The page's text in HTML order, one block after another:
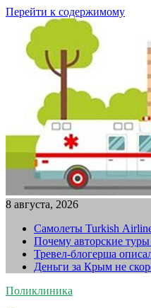
Перейти к содержимому
8 августа, 2026
Самолеты Turkish
Почему авторские
Тревел-блогерша
Деньги за Крым не
Поликлиника